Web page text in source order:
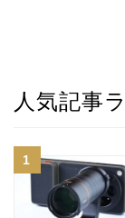
人気記事